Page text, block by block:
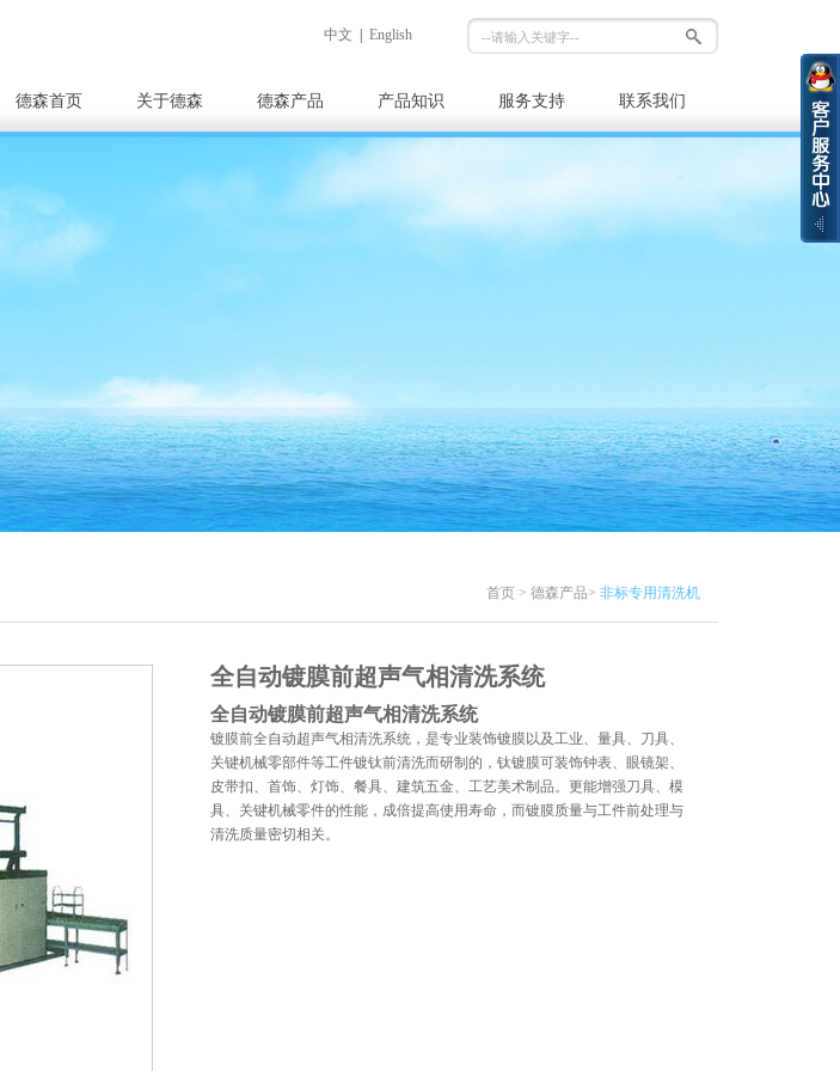
中文 English
德森首页 关于德森 德森产品 产品知识 服务支持 联系我们
首页 > 德森产品> 非标专用清洗机
全自动镀膜前超声气相清洗系统
全自动镀膜前超声气相清洗系统
镀膜前全自动超声气相清洗系统，是专业装饰镀膜以及工业、量具、刀具、
关键机械零部件等工件镀钛前清洗而研制的，钛镀膜可装饰钟表、眼镜架、
皮带扣、首饰、灯饰、餐具、建筑五金、工艺美术制品。更能增强刀具、模
具、关键机械零件的性能，成倍提高使用寿命，而镀膜质量与工件前处理与
清洗质量密切相关。